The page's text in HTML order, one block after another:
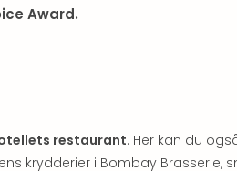
Award.
restaurant. Her kan du
krydderier i Bombay Brasserie,